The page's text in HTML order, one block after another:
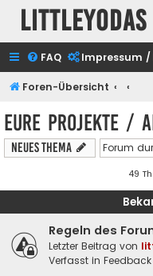
FAQ Impressum
Foren-Übersicht
Eure Projekte /
Neues Thema
49
Regeln des
Letzter Beitrag von
Verfasst in